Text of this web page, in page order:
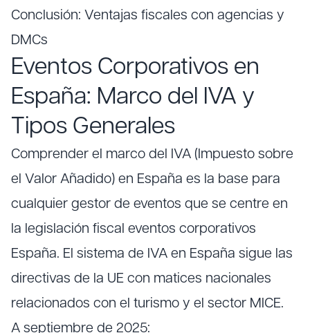
Conclusión: Ventajas fiscales con agencias y
DMCs
Eventos Corporativos en
España: Marco del IVA y
Tipos Generales
Comprender el marco del IVA (Impuesto sobre
el Valor Añadido) en España es la base para
cualquier gestor de eventos que se centre en
la legislación fiscal eventos corporativos
España. El sistema de IVA en España sigue las
directivas de la UE con matices nacionales
relacionados con el turismo y el sector MICE.
A septiembre de 2025: